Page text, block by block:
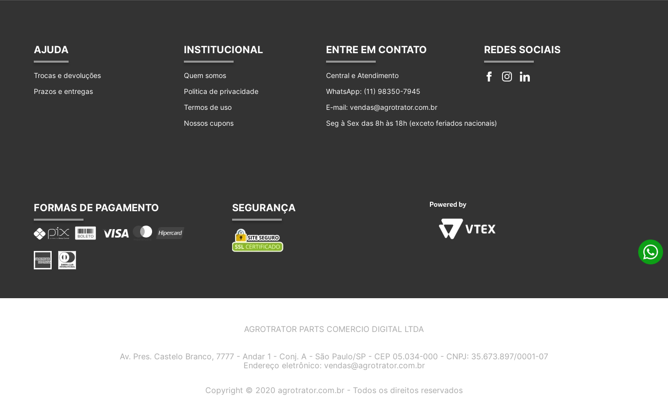
AJUDA
Trocas e devoluções
Prazos e entregas
INSTITUCIONAL
Quem somos
Politica de privacidade
Termos de uso
Nossos cupons
ENTRE EM CONTATO
Central e Atendimento
WhatsApp: (11) 98350-7945
E-mail: vendas@agrotrator.com.br
Seg à Sex das 8h às 18h (exceto feriados nacionais)
REDES SOCIAIS
FORMAS DE PAGAMENTO SEGURANÇA
AGROTRATOR PARTS COMERCIO DIGITAL LTDA
Av. Pres. Castelo Branco, 7777 - Andar 1 - Conj. A - São Paulo/SP - CEP 05.034-000 - CNPJ: 35.673.897/0001-07
Endereço eletrônico: vendas@agrotrator.com.br
Copyright © 2020 agrotrator.com.br - Todos os direitos reservados